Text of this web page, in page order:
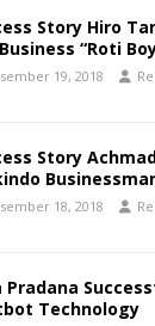
Story Hiro
“Roti
19, 2018
Story
18, 2018
Pradana
Technology